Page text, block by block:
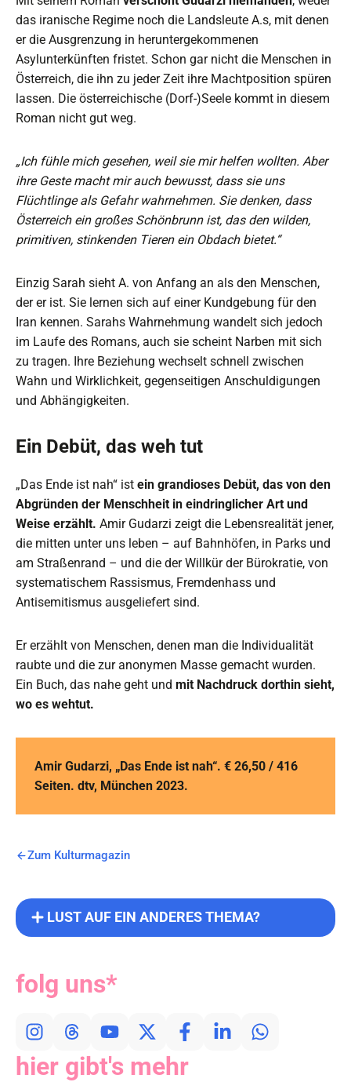
das iranische Regime noch die Landsleute A.s, mit denen
er die Ausgrenzung in heruntergekommenen
Asylunterkünften fristet. Schon gar nicht die Menschen in
Österreich, die ihn zu jeder Zeit ihre Machtposition spüren
lassen. Die österreichische (Dorf-)Seele kommt in diesem
Roman nicht gut weg.
„Ich fühle mich gesehen, weil sie mir helfen wollten. Aber
ihre Geste macht mir auch bewusst, dass sie uns
Flüchtlinge als Gefahr wahrnehmen. Sie denken, dass
Österreich ein großes Schönbrunn ist, das den wilden,
primitiven, stinkenden Tieren ein Obdach bietet.“
Einzig Sarah sieht A. von Anfang an als den Menschen,
der er ist. Sie lernen sich auf einer Kundgebung für den
Iran kennen. Sarahs Wahrnehmung wandelt sich jedoch
im Laufe des Romans, auch sie scheint Narben mit sich
zu tragen. Ihre Beziehung wechselt schnell zwischen
Wahn und Wirklichkeit, gegenseitigen Anschuldigungen
und Abhängigkeiten.
Ein Debüt, das weh tut
„Das Ende ist nah“ ist ein grandioses Debüt, das von den
Abgründen der Menschheit in eindringlicher Art und
Weise erzählt. Amir Gudarzi zeigt die Lebensrealität jener,
die mitten unter uns leben – auf Bahnhöfen, in Parks und
am Straßenrand – und die der Willkür der Bürokratie, von
systematischem Rassismus, Fremdenhass und
Antisemitismus ausgeliefert sind.
Er erzählt von Menschen, denen man die Individualität
raubte und die zur anonymen Masse gemacht wurden.
Ein Buch, das nahe geht und mit Nachdruck dorthin sieht,
wo es wehtut.
Amir Gudarzi, „Das Ende ist nah“. € 26,50 / 416
Seiten. dtv, München 2023.
Zum Kulturmagazin
hier gibt's mehr
folg uns*
LUST AUF EIN ANDERES THEMA?